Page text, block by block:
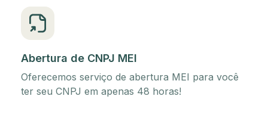
Abertura de CNPJ MEI
Oferecemos serviço de abertura MEI para você
ter seu CNPJ em apenas 48 horas!